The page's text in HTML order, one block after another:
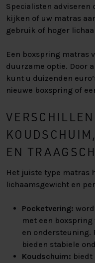
Specialisten adviseren
kijken of uw matras
gebruik of hoger
Een boxspring matras
duurzame optie. Door
kunt u duizenden
nieuwe boxspring of
EN
Het juiste type matras
lichaamsgewicht en
Pocketvering:
met een
en ondersteuning.
bieden stabiele
Koudschuim: